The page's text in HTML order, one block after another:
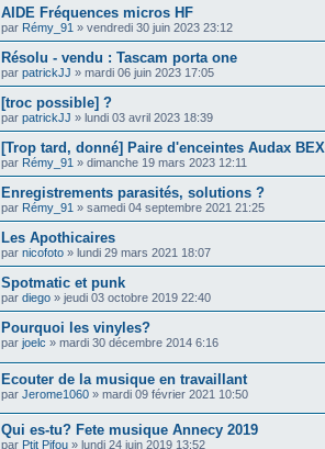
AIDE Fréquences micros HF
par Rémy_91 » vendredi 30 juin 2023 23:12
Résolu - vendu : Tascam porta one
par patrickJJ » mardi 06 juin 2023 17:05
[troc possible] ?
par patrickJJ » lundi 03 avril 2023 18:39
[Trop tard, donné] Paire d'enceintes Audax
par Rémy_91 » dimanche 19 mars 2023 12:11
Enregistrements parasités, solutions ?
par Rémy_91 » samedi 04 septembre 2021 21:25
Les Apothicaires
par nicofoto » lundi 29 mars 2021 18:07
Spotmatic et punk
par diego » jeudi 03 octobre 2019 22:40
Pourquoi les vinyles?
par joelc » mardi 30 décembre 2014 6:16
Ecouter de la musique en travaillant
par Jerome1060 » mardi 09 février 2021 10:50
Qui es-tu? Fete musique Annecy 2019
par Ptit Pifou » lundi 24 juin 2019 13:52